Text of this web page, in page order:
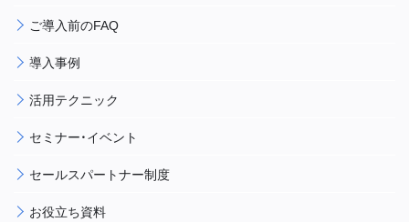
ご導入前のFAQ
導入事例
活用テクニック
セミナー・イベント
セールスパートナー制度
お役立ち資料